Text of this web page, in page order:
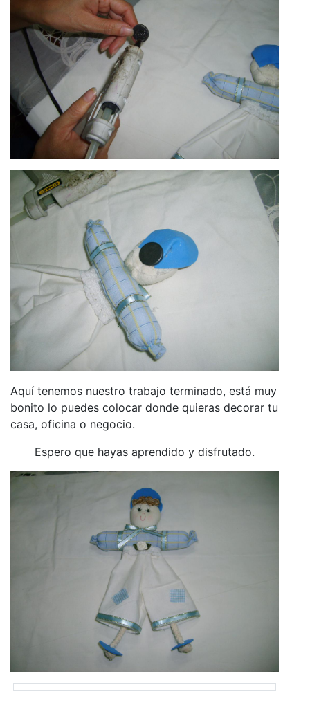
Aquí tenemos nuestro trabajo terminado, está muy
bonito lo puedes colocar donde quieras decorar tu
casa, oficina o negocio.
Espero que hayas aprendido y disfrutado.